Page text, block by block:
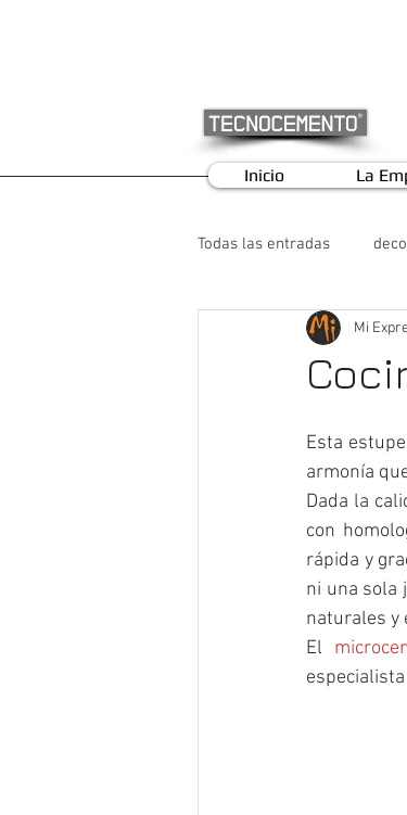
Inicio La
Todas las entradas
Mi
Esta
armonía
Dada la
con
rápida y
ni una sola
naturales y
El